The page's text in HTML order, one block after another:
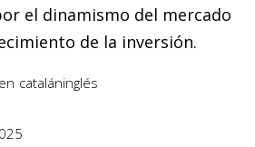
el dinamismo del mercado
de la inversión.
cataláninglés